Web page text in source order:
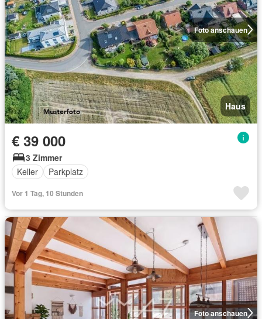
Foto anschauen
Haus
€ 39 000
3 Zimmer
Keller
Parkplatz
Vor 1 Tag, 10 Stunden
Foto anschauen